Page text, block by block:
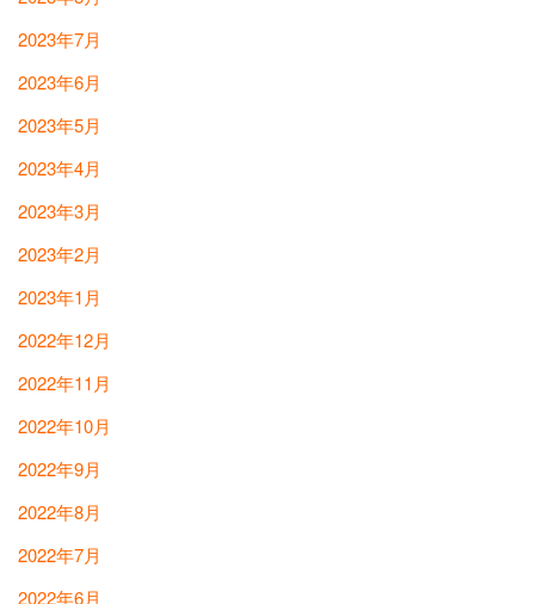
2023年7月
2023年6月
2023年5月
2023年4月
2023年3月
2023年2月
2023年1月
2022年12月
2022年11月
2022年10月
2022年9月
2022年8月
2022年7月
2022年6月